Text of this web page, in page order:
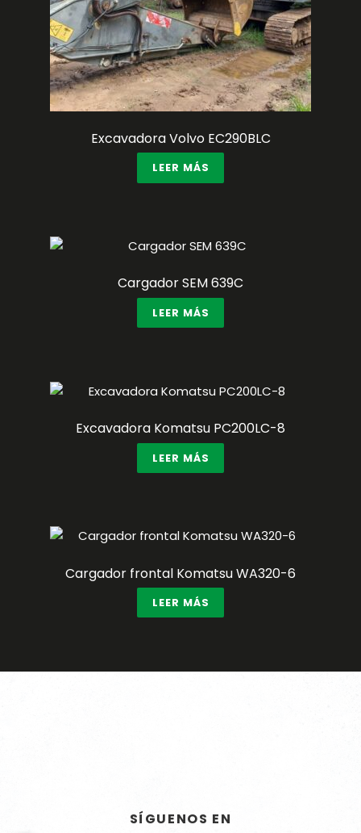
Excavadora Volvo EC290BLC
LEER MÁS
Cargador SEM 639C
LEER MÁS
Excavadora Komatsu PC200LC-8
LEER MÁS
Cargador frontal Komatsu WA320-6
LEER MÁS
SÍGUENOS EN